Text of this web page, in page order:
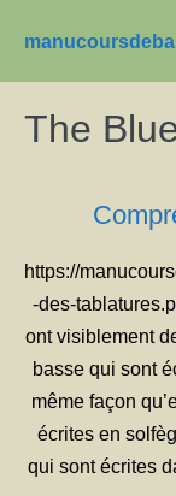
contenu
The
https://
-des-
ont visiblement
basse qui sont
même façon
écrites en
qui sont écrites